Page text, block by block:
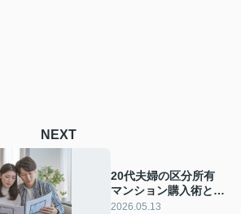
NEXT
20代夫婦の区分所有
マンション購入術と
は？ 手順を押さえて
2026.05.13